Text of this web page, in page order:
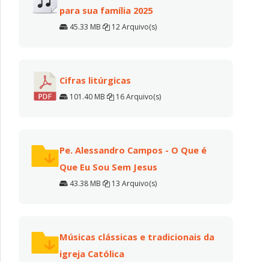
para sua família 2025
45.33 MB 12 Arquivo(s)
Cifras litúrgicas
101.40 MB 16 Arquivo(s)
Pe. Alessandro Campos - O Que é
Que Eu Sou Sem Jesus
43.38 MB 13 Arquivo(s)
Músicas clássicas e tradicionais da
igreja Católica